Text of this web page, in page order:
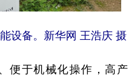
设备。新华网 王浩庆 摄
于机械化操作，高产